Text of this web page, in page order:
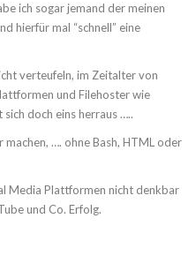
ich sogar jemand der meinen
hierfür mal “schnell” eine
verteufeln, im Zeitalter von
und Filehoster wie
doch eins herraus …..
machen, …. ohne Bash, HTML oder
Media Plattformen nicht denkbar
und Co. Erfolg.